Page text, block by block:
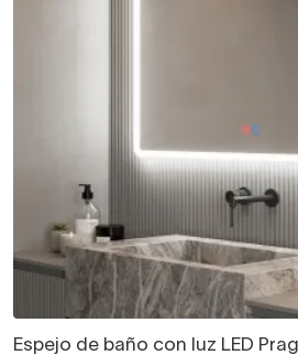
Espejo de baño con luz LED